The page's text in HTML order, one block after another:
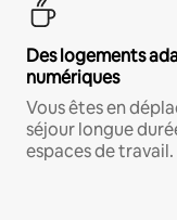
Des logements
numériques
Vous êtes en
séjour longue
espaces de travail.